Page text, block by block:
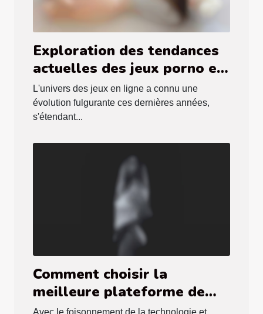
Exploration des tendances
actuelles des jeux porno et
hentai gratuits
L'univers des jeux en ligne a connu une
évolution fulgurante ces dernières années,
s'étendant...
Comment choisir la
meilleure plateforme de
webcams en direct pour des